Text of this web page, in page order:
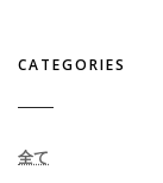
CATEGORIES
全て